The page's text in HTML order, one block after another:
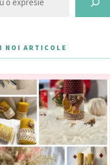
NOI ARTICOLE